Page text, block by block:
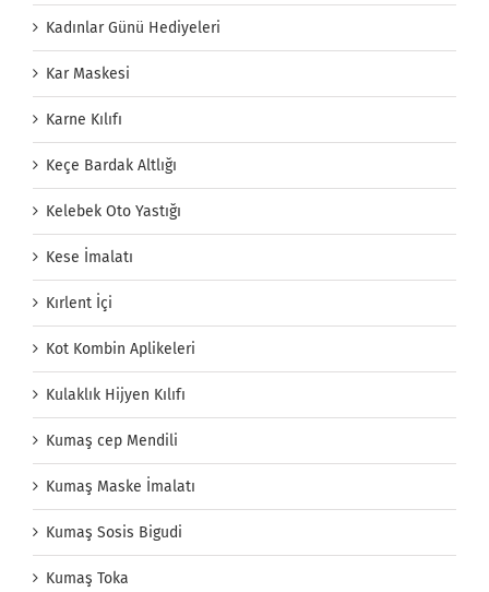
Kadınlar Günü Hediyeleri
Kar Maskesi
Karne Kılıfı
Keçe Bardak Altlığı
Kelebek Oto Yastığı
Kese İmalatı
Kırlent İçi
Kot Kombin Aplikeleri
Kulaklık Hijyen Kılıfı
Kumaş cep Mendili
Kumaş Maske İmalatı
Kumaş Sosis Bigudi
Kumaş Toka